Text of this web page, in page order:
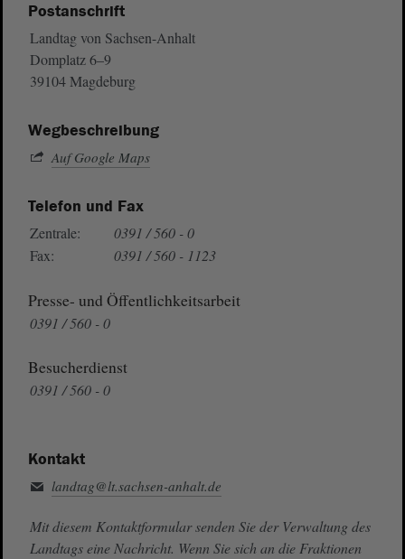
Postanschrift
Landtag von Sachsen-Anhalt
Domplatz 6–9
39104 Magdeburg
Wegbeschreibung
Auf Google Maps
Telefon und Fax
Zentrale:
0391 / 560 - 0
Fax:
0391 / 560 - 1123
Presse- und Öffentlichkeitsarbeit
0391 / 560 - 0
Besucherdienst
0391 / 560 - 0
Kontakt
landtag@lt.sachsen-anhalt.de
Mit diesem Kontaktformular senden Sie der Verwaltung des
Landtags eine Nachricht. Wenn Sie sich an die Fraktionen